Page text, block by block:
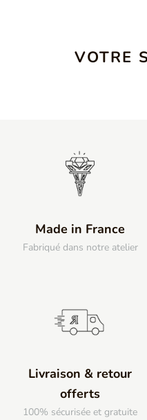
VOTRE
Made in France
Fabriqué dans notre atelier
Livraison & retour
offerts
100% sécurisée et gratuite